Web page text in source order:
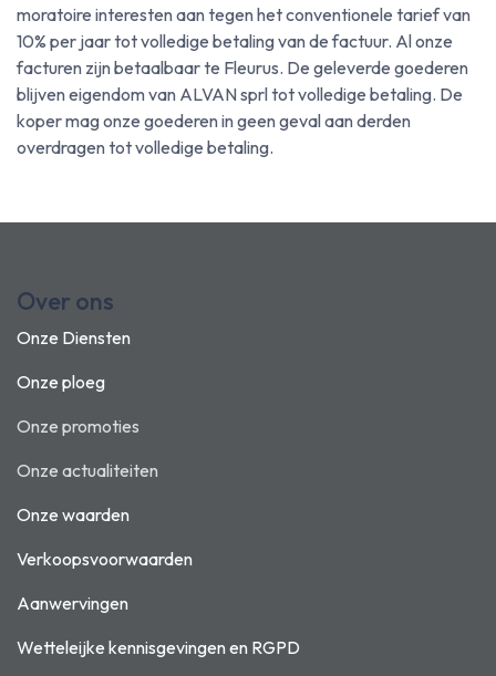
moratoire interesten aan tegen het conventionele tarief van
10% per jaar tot volledige betaling van de factuur. Al onze
facturen zijn betaalbaar te Fleurus. De geleverde goederen
blijven eigendom van ALVAN sprl tot volledige betaling. De
koper mag onze goederen in geen geval aan derden
overdragen tot volledige betaling.
Over ons
Onze Diensten
Onze ploeg
Onze promoties
Onze actualiteiten
Onze waarden
Verkoopsvoorwaarden
Aanwervingen
Wetteleijke kennisgevingen en RGPD